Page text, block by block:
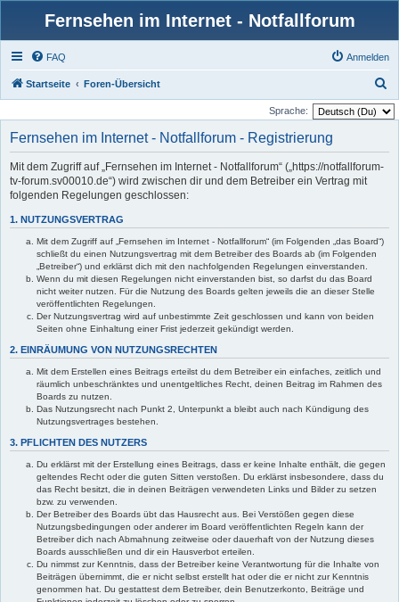
Fernsehen im Internet - Notfallforum
FAQ Anmelden
Startseite Foren-Übersicht
u
Sprache:
Fernsehen im Internet - Notfallforum - Registrierung
Mit dem Zugriff auf „Fernsehen im Internet - Notfallforum“ („https://notfallforum-
tv-forum.sv00010.de“) wird zwischen dir und dem Betreiber ein Vertrag mit
folgenden Regelungen geschlossen:
1. NUTZUNGSVERTRAG
Mit dem Zugriff auf „Fernsehen im Internet - Notfallforum“ (im Folgenden „das Board“)
schließt du einen Nutzungsvertrag mit dem Betreiber des Boards ab (im Folgenden
„Betreiber“) und erklärst dich mit den nachfolgenden Regelungen einverstanden.
Wenn du mit diesen Regelungen nicht einverstanden bist, so darfst du das Board
nicht weiter nutzen. Für die Nutzung des Boards gelten jeweils die an dieser Stelle
veröffentlichten Regelungen.
Der Nutzungsvertrag wird auf unbestimmte Zeit geschlossen und kann von beiden
Seiten ohne Einhaltung einer Frist jederzeit gekündigt werden.
2. EINRÄUMUNG VON NUTZUNGSRECHTEN
Mit dem Erstellen eines Beitrags erteilst du dem Betreiber ein einfaches, zeitlich und
räumlich unbeschränktes und unentgeltliches Recht, deinen Beitrag im Rahmen des
Boards zu nutzen.
Das Nutzungsrecht nach Punkt 2, Unterpunkt a bleibt auch nach Kündigung des
Nutzungsvertrages bestehen.
3. PFLICHTEN DES NUTZERS
Du erklärst mit der Erstellung eines Beitrags, dass er keine Inhalte enthält, die gegen
geltendes Recht oder die guten Sitten verstoßen. Du erklärst insbesondere, dass du
das Recht besitzt, die in deinen Beiträgen verwendeten Links und Bilder zu setzen
bzw. zu verwenden.
Der Betreiber des Boards übt das Hausrecht aus. Bei Verstößen gegen diese
Nutzungsbedingungen oder anderer im Board veröffentlichten Regeln kann der
Betreiber dich nach Abmahnung zeitweise oder dauerhaft von der Nutzung dieses
Boards ausschließen und dir ein Hausverbot erteilen.
Du nimmst zur Kenntnis, dass der Betreiber keine Verantwortung für die Inhalte von
Beiträgen übernimmt, die er nicht selbst erstellt hat oder die er nicht zur Kenntnis
genommen hat. Du gestattest dem Betreiber, dein Benutzerkonto, Beiträge und